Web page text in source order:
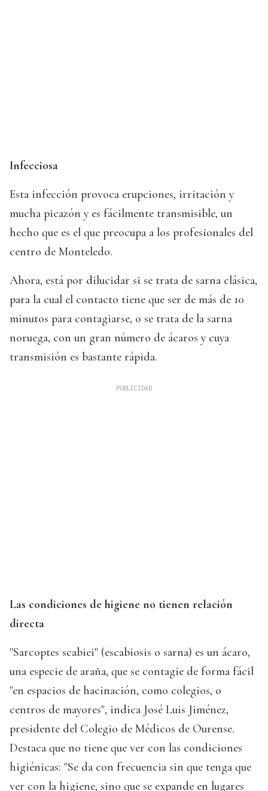
Infecciosa
Esta infección provoca erupciones, irritación y
mucha picazón y es fácilmente transmisible, un
hecho que es el que preocupa a los profesionales del
centro de Monteledo.
Ahora, está por dilucidar si se trata de sarna clásica,
para la cual el contacto tiene que ser de más de 10
minutos para contagiarse, o se trata de la sarna
noruega, con un gran número de ácaros y cuya
transmisión es bastante rápida.
Las condiciones de higiene no tienen relación
directa
"Sarcoptes scabiei" (escabiosis o sarna) es un ácaro,
una especie de araña, que se contagie de forma fácil
"en espacios de hacinación, como colegios, o
centros de mayores", indica José Luis Jiménez,
presidente del Colegio de Médicos de Ourense.
Destaca que no tiene que ver con las condiciones
higiénicas: "Se da con frecuencia sin que tenga que
ver con la higiene, sino que se expande en lugares